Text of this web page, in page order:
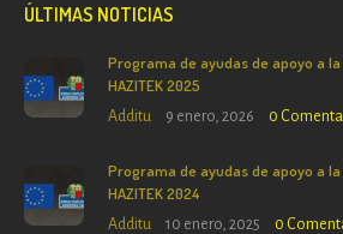
ÚLTIMAS NOTICIAS
Programa de ayudas de apoyo a la
HAZITEK 2025
Additu 9 enero, 2026 0
Programa de ayudas de apoyo a la
HAZITEK 2024
Additu 10 enero, 2025 0